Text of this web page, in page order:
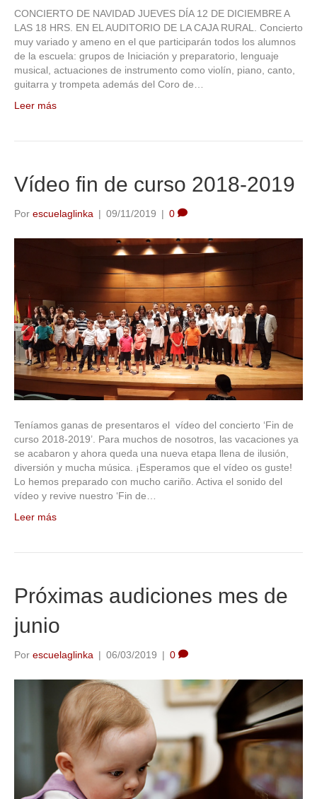
CONCIERTO DE NAVIDAD JUEVES DÍA 12 DE DICIEMBRE A
LAS 18 HRS. EN EL AUDITORIO DE LA CAJA RURAL. Concierto
muy variado y ameno en el que participarán todos los alumnos
de la escuela: grupos de Iniciación y preparatorio, lenguaje
musical, actuaciones de instrumento como violín, piano, canto,
guitarra y trompeta además del Coro de…
Leer más
Vídeo fin de curso 2018-2019
Por escuelaglinka | 09/11/2019 | 0
Teníamos ganas de presentaros el vídeo del concierto ‘Fin de
curso 2018-2019’. Para muchos de nosotros, las vacaciones ya
se acabaron y ahora queda una nueva etapa llena de ilusión,
diversión y mucha música. ¡Esperamos que el vídeo os guste!
Lo hemos preparado con mucho cariño. Activa el sonido del
vídeo y revive nuestro ‘Fin de…
Leer más
Próximas audiciones mes de
junio
Por escuelaglinka | 06/03/2019 | 0